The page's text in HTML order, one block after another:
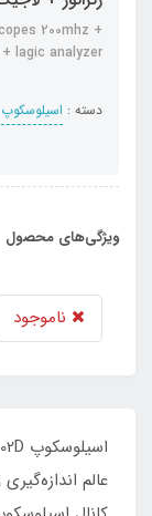
200mhz +
lagic analyzer
دسته : اسیلوسکوپ
ویژگی‌های محصول
ناموجود
عالم